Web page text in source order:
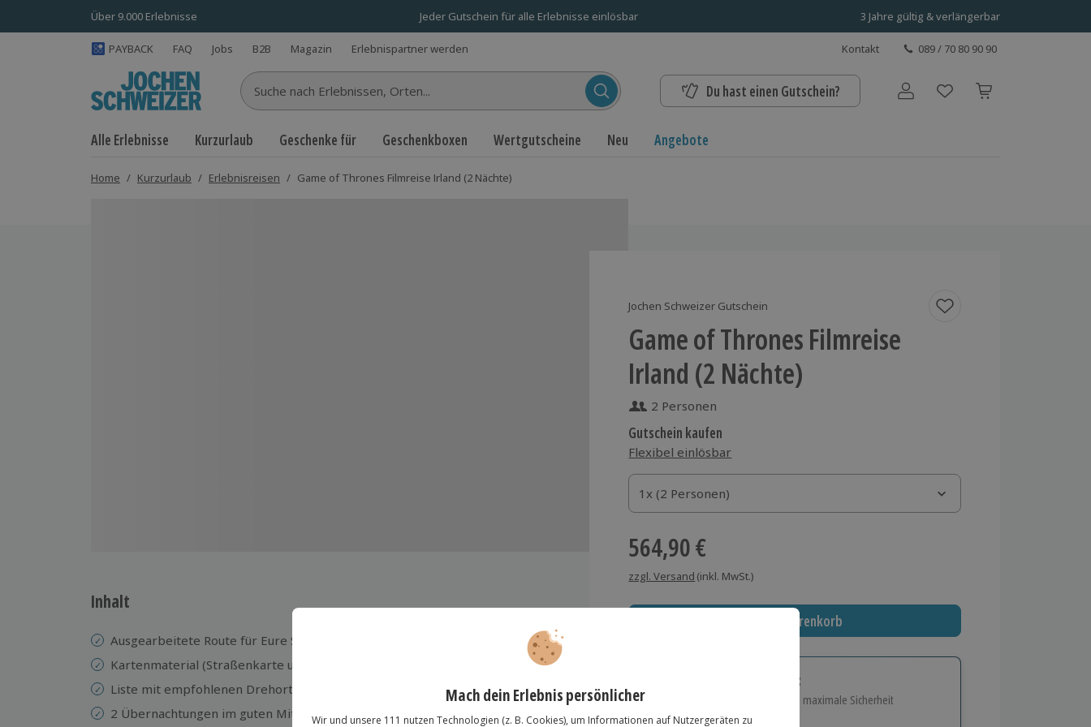
Über 9.000 Erlebnisse Jeder Gutschein für alle Erlebnisse einlösbar 3 Jahre gültig & verlängerbar
PAYBACK FAQ Jobs B2B Magazin Erlebnispartner werden Kontakt 089 / 70 80 90 90
Suche nach Erlebnissen... Du hast einen Gutschein? Benutzerkonto
Alle Erlebnisse Kurzurlaub Geschenke für Geschenkboxen Wertgutscheine Neu Angebote
Home / Kurzurlaub / Erlebnisreisen / Game of Thrones Filmreise Irland (2 Nächte)
Jochen Schweizer Gutschein
Game of Thrones Filmreise
Irland (2 Nächte)
2 Personen
Gutschein kaufen
Flexibel einlösbar
1x (2 Personen)
1x (2 Personen)
1x (2 Personen)
564,90 €
zzgl. Versand (inkl. MwSt.)
In den Warenkorb
Immer das richtige Geschenk:
Große Auswahl, volle Flexibilität und maximale Sicherheit
Inhalt
Ausgearbeitete Route für Eure Selbstfahrer-Reise
Kartenmaterial (Straßenkarte und Anfahrtsbeschreibungen)
Liste mit empfohlenen Drehorten / Filmen zur Einstimmung auf die Reise
2 Übernachtungen im guten Mittelklasse-Hotel / B&B inkl. Frühstück